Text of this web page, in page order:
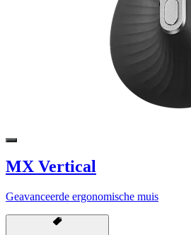
MX Vertical
Geavanceerde ergonomische muis